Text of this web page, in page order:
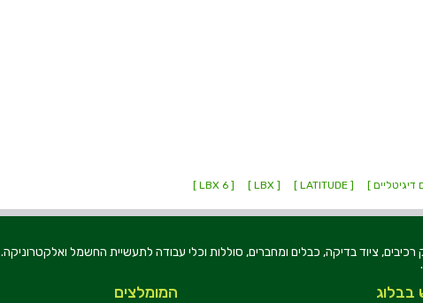
]
[ LATITUDE ]
[ LBX ]
[ LBX 6 ]
מובילה ארצית בתחום יבוא ושיווק רכיבים, ציוד בדיקה, כבלים ומחברים, סוללות וכלי עבודה לתעשיית החשמל ואלקטרוניקה.
המומלצים בבלוג